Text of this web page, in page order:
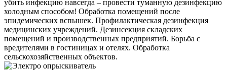
убить инфекцию навсегда – провести туманную дезинфекцию
холодным способом! Обработка помещений после
эпидемических вспышек. Профилактическая дезинфекция
медицинских учреждений. Дезинсекция складских
помещений и производственных предприятий. Борьба с
вредителями в гостиницах и отелях. Обработка
сельскохозяйственных объектов.